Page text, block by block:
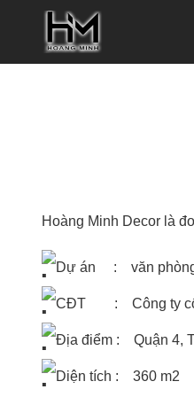
Hoàng Minh Decor là
Dự án : văn phòng
CĐT : Công ty cổ
Địa điểm : Quận 4,
Diện tích : 360 m2